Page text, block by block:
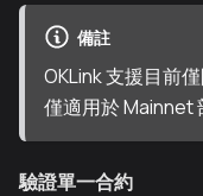
備註
OKLink 支援目前
僅適用於 Mainnet
驗證單一合約